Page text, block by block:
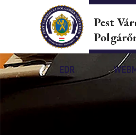
Pest
EDR